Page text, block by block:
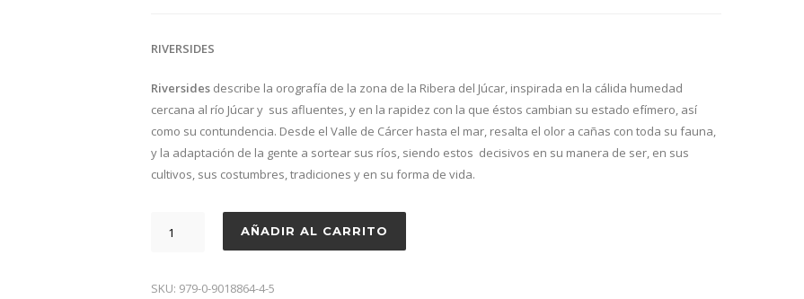
RIVERSIDES
Riversides describe la orografía de la zona de la Ribera del Júcar, inspirada en la cálida humedad
cercana al río Júcar y sus afluentes, y en la rapidez con la que éstos cambian su estado efímero, así
como su contundencia. Desde el Valle de Cárcer hasta el mar, resalta el olor a cañas con toda su fauna,
y la adaptación de la gente a sortear sus ríos, siendo estos decisivos en su manera de ser, en sus
cultivos, sus costumbres, tradiciones y en su forma de vida.
Martínez,
AÑADIR AL CARRITO
SKU: 979-0-9018864-4-5